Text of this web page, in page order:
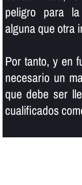
peligro para
alguna que otra
Por tanto, y en
necesario un
que debe ser
cualificados